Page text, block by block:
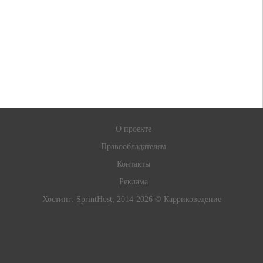
О проекте
Правообладателям
Контакты
Реклама
Хостинг: SprintHost; 2014-2026 © Карриковедение